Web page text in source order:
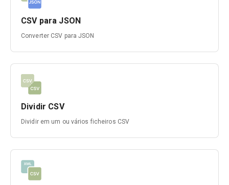
CSV para JSON
Converter CSV para JSON
Dividir CSV
Dividir em um ou vários ficheiros CSV